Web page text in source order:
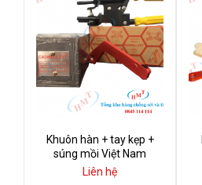
Khuôn hàn + tay kẹp +
súng mồi Việt Nam
Liên hệ